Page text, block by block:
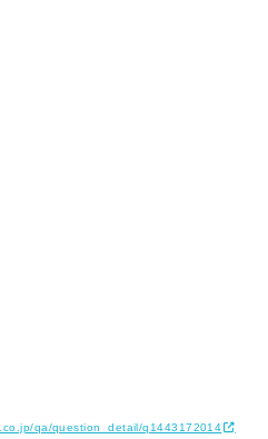
qa/question_detail/q1443172014